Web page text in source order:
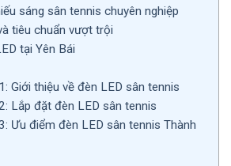
sáng sân tennis chuyên nghiệp
tiêu chuẩn vượt trội
tại Yên Bái
Giới thiệu về đèn LED sân tennis
Lắp đặt đèn LED sân tennis
Ưu điểm đèn LED sân tennis Thành